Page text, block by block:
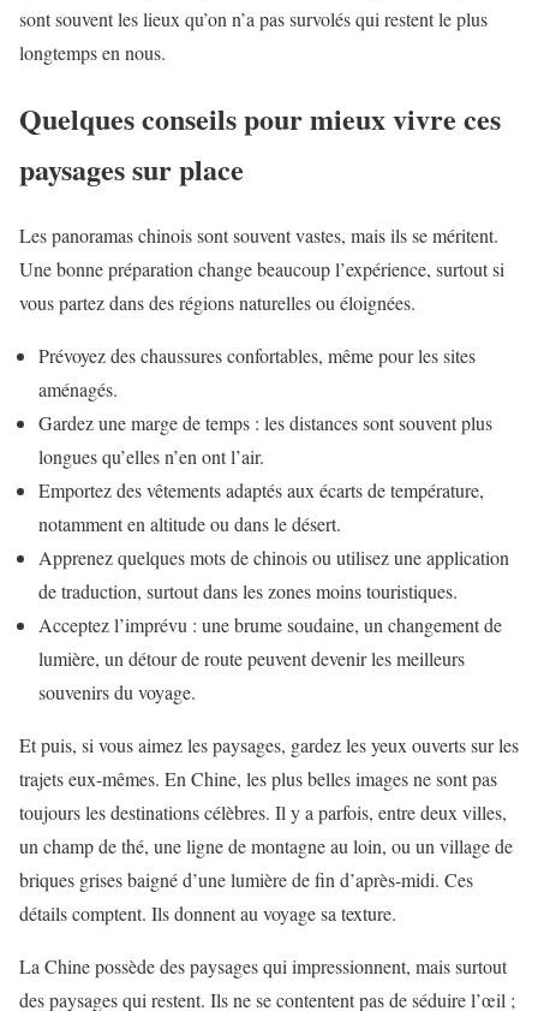
sont souvent les lieux qu’on n’a pas survolés qui restent le plus
longtemps en nous.
Quelques conseils pour mieux vivre ces
paysages sur place
Les panoramas chinois sont souvent vastes, mais ils se méritent.
Une bonne préparation change beaucoup l’expérience, surtout si
vous partez dans des régions naturelles ou éloignées.
Prévoyez des chaussures confortables, même pour les sites
aménagés.
Gardez une marge de temps : les distances sont souvent plus
longues qu’elles n’en ont l’air.
Emportez des vêtements adaptés aux écarts de température,
notamment en altitude ou dans le désert.
Apprenez quelques mots de chinois ou utilisez une application
de traduction, surtout dans les zones moins touristiques.
Acceptez l’imprévu : une brume soudaine, un changement de
lumière, un détour de route peuvent devenir les meilleurs
souvenirs du voyage.
Et puis, si vous aimez les paysages, gardez les yeux ouverts sur les
trajets eux-mêmes. En Chine, les plus belles images ne sont pas
toujours les destinations célèbres. Il y a parfois, entre deux villes,
un champ de thé, une ligne de montagne au loin, ou un village de
briques grises baigné d’une lumière de fin d’après-midi. Ces
détails comptent. Ils donnent au voyage sa texture.
La Chine possède des paysages qui impressionnent, mais surtout
des paysages qui restent. Ils ne se contentent pas de séduire l’œil ;